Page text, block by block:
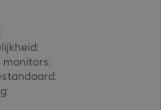
:
monitors:
:
: